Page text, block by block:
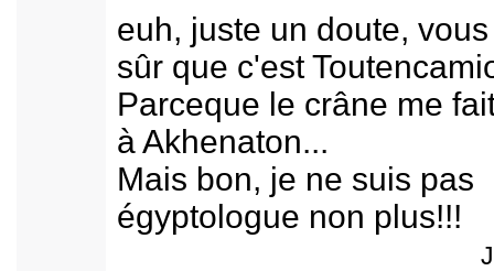
euh, juste un doute,
sûr que c'est
Parceque le crâne me
à Akhenaton...
Mais bon, je ne suis pas
égyptologue non plus!!!